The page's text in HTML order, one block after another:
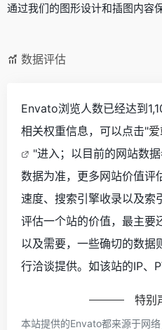
通过我们的图形设计和插图内容
数据评估
Envato浏览人数已经达到
相关权重信息，可以点击"
"进入；以目前的网站数
数据为准，更多网站价值评
速度、搜索引擎收录以及索
评估一个站的价值，最主要
以及需要，一些确切的数
行洽谈提供。如该站的IP、
特别
本站提供的Envato都来源于网